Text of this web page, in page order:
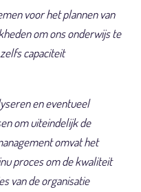
voor het plannen van
om ons onderwijs te
capaciteit
en eventueel
om uiteindelijk de
omvat het
proces om de kwaliteit
van de organisatie